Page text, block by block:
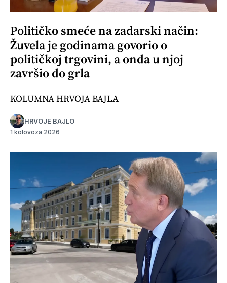
Političko smeće na zadarski način:
Žuvela je godinama govorio o
političkoj trgovini, a onda u njoj
završio do grla
KOLUMNA HRVOJA BAJLA
HRVOJE BAJLO
1 kolovoza 2026